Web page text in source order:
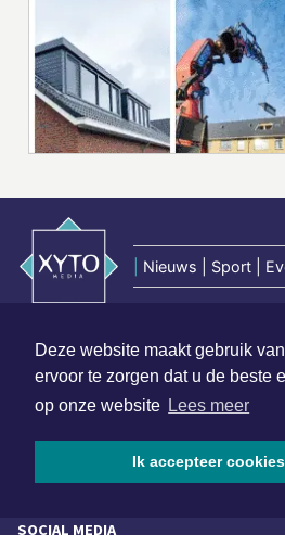
Deze website maakt gebruik
ervoor te zorgen dat u de beste
op onze website Lees meer
Ik accepteer cookies
Nieuws | Sport |
Hoofdvestiging:
van Benthuizenlaan 1
redactie@xyto.nl
www.xyto.nl
SOCIAL MEDIA